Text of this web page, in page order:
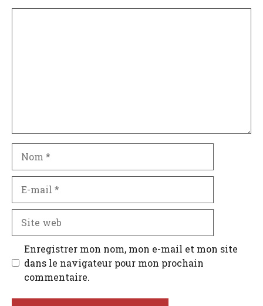
mail
web
Enregistrer mon nom, mon e-mail et mon site
dans le navigateur pour mon prochain
commentaire.